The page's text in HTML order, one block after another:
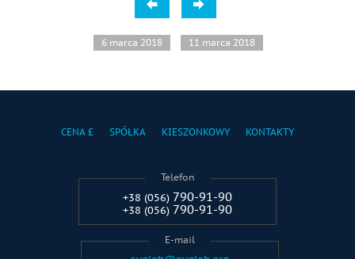
6 marca 2018 11 marca 2018
CENA £ SPÓŁKA KIESZONKOWY KONTAKTY
Telefon
+38 (056) 790-91-90
+38 (056) 790-91-90
E-mail